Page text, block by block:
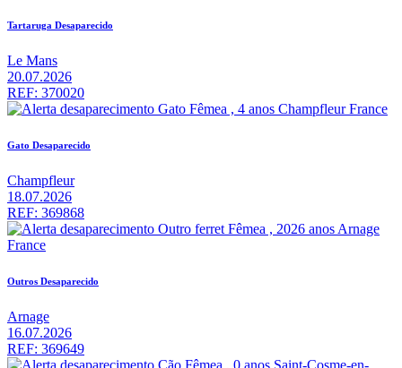
Tartaruga Desaparecido
Le Mans
20.07.2026
REF: 370020
Gato Desaparecido
Champfleur
18.07.2026
REF: 369868
Outros Desaparecido
Arnage
16.07.2026
REF: 369649